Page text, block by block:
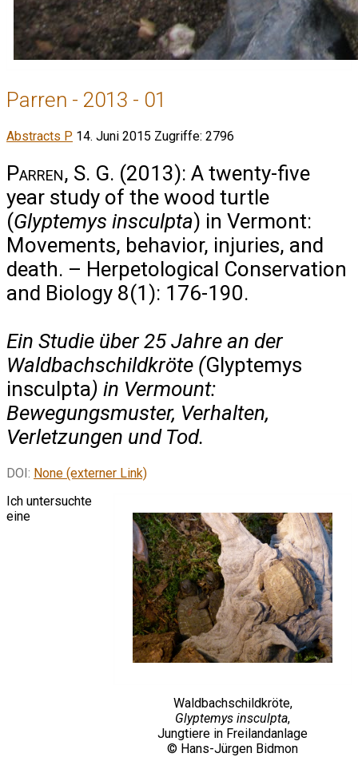
Parren - 2013 - 01
Abstracts P 14. Juni 2015 Zugriffe: 2796
Parren, S. G. (2013): A twenty-five
year study of the wood turtle
(Glyptemys insculpta) in Vermont:
Movements, behavior, injuries, and
death. – Herpetological Conservation
and Biology 8(1): 176-190.
Ein Studie über 25 Jahre an der
Waldbachschildkröte (Glyptemys
insculpta) in Vermount:
Bewegungsmuster, Verhalten,
Verletzungen und Tod.
DOI: None (externer Link)
Waldbachschildkröte,
Glyptemys insculpta,
Jungtiere in Freilandanlage
© Hans-Jürgen Bidmon
Ich untersuchte
eine